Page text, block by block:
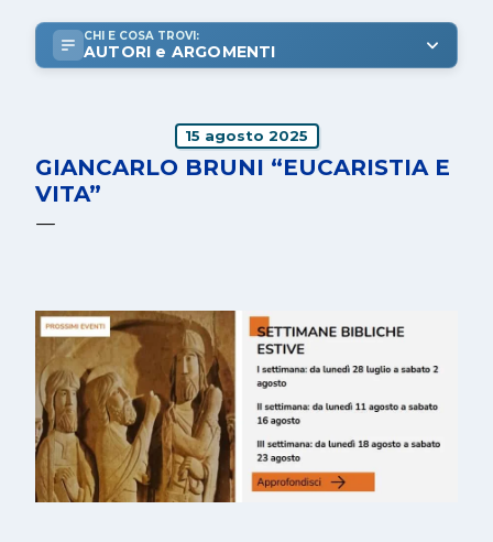
CHI E COSA TROVI:
AUTORI e ARGOMENTI
15 agosto 2025
GIANCARLO BRUNI “EUCARISTIA E
VITA”